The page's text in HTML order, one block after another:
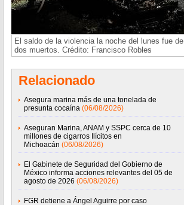
El saldo de la violencia la noche del lunes fue de
dos muertos. Crédito: Francisco Robles
Relacionado
Asegura marina más de una tonelada de
presunta cocaína (06/08/2026)
Aseguran Marina, ANAM y SSPC cerca de 10
millones de cigarros Ilícitos en
Michoacán (06/08/2026)
El Gabinete de Seguridad del Gobierno de
México informa acciones relevantes del 05 de
agosto de 2026 (06/08/2026)
FGR detiene a Ángel Aguirre por caso